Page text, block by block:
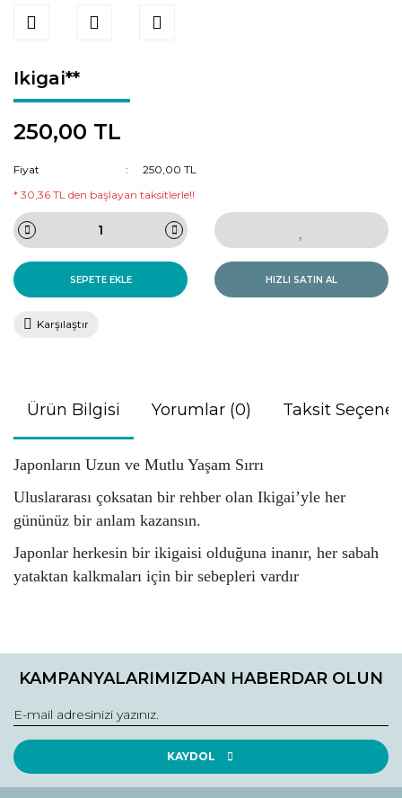
Ikigai**
250,00 TL
Fiyat
250,00 TL
* 30,36 TL den başlayan taksitlerle!!
SEPETE EKLE HIZLI SATIN AL
Karşılaştır
Ürün Bilgisi Yorumlar (0) Taksit
Japonların Uzun ve Mutlu Yaşam Sırrı
Uluslararası çoksatan bir rehber olan Ikigai’yle her
gününüz bir anlam kazansın.
Japonlar herkesin bir ikigaisi olduğuna inanır, her sabah
yataktan kalkmaları için bir sebepleri vardır
konularda yetersiz gördüğünüz noktaları öneri formunu
Görüş ve önerileriniz için teşekkür ederiz.
Ürün resmi kalitesiz, bozuk veya görüntülenemiyor.
Ürün açıklamasında eksik bilgiler bulunuyor.
KAMPANYALARIMIZDAN HABERDAR OLUN
KAYDOL